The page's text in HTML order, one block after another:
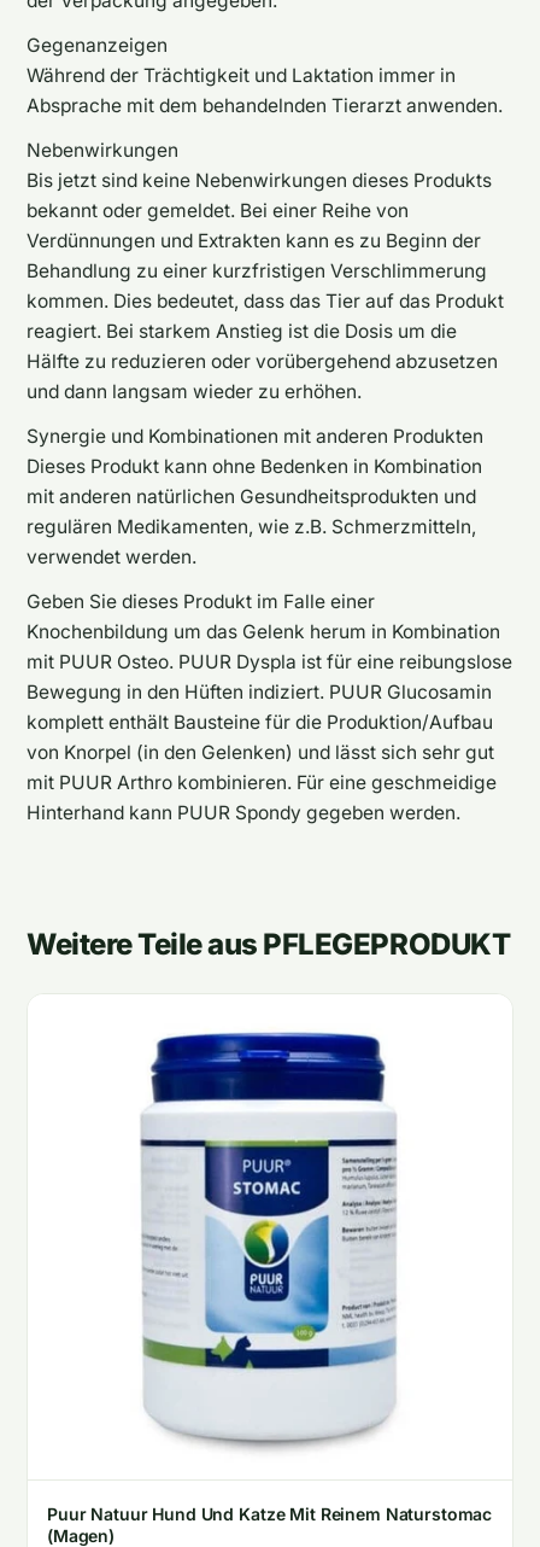
Gegenanzeigen
Während der Trächtigkeit und Laktation immer in
Absprache mit dem behandelnden Tierarzt anwenden.
Nebenwirkungen
Bis jetzt sind keine Nebenwirkungen dieses Produkts
bekannt oder gemeldet. Bei einer Reihe von
Verdünnungen und Extrakten kann es zu Beginn der
Behandlung zu einer kurzfristigen Verschlimmerung
kommen. Dies bedeutet, dass das Tier auf das Produkt
reagiert. Bei starkem Anstieg ist die Dosis um die
Hälfte zu reduzieren oder vorübergehend abzusetzen
und dann langsam wieder zu erhöhen.
Synergie und Kombinationen mit anderen Produkten
Dieses Produkt kann ohne Bedenken in Kombination
mit anderen natürlichen Gesundheitsprodukten und
regulären Medikamenten, wie z.B. Schmerzmitteln,
verwendet werden.
Geben Sie dieses Produkt im Falle einer
Knochenbildung um das Gelenk herum in Kombination
mit PUUR Osteo. PUUR Dyspla ist für eine reibungslose
Bewegung in den Hüften indiziert. PUUR Glucosamin
komplett enthält Bausteine für die Produktion/Aufbau
von Knorpel (in den Gelenken) und lässt sich sehr gut
mit PUUR Arthro kombinieren. Für eine geschmeidige
Hinterhand kann PUUR Spondy gegeben werden.
Weitere Teile aus PFLEGEPRODUKT
Puur Natuur Hund Und Katze Mit Reinem Naturstomac
(Magen)